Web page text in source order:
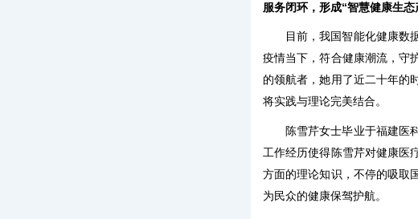
服务闭环，形成“智慧健康生态
目前，我国智能化健康数
疫情当下，符合健康潮流，守
的领航者，她用了近二十年的
将实践与理论完美结合。
陈雪芹女士毕业于福建医
工作经历使得陈雪芹对健康医
方面的理论知识，不停的吸取
为民众的健康保驾护航。